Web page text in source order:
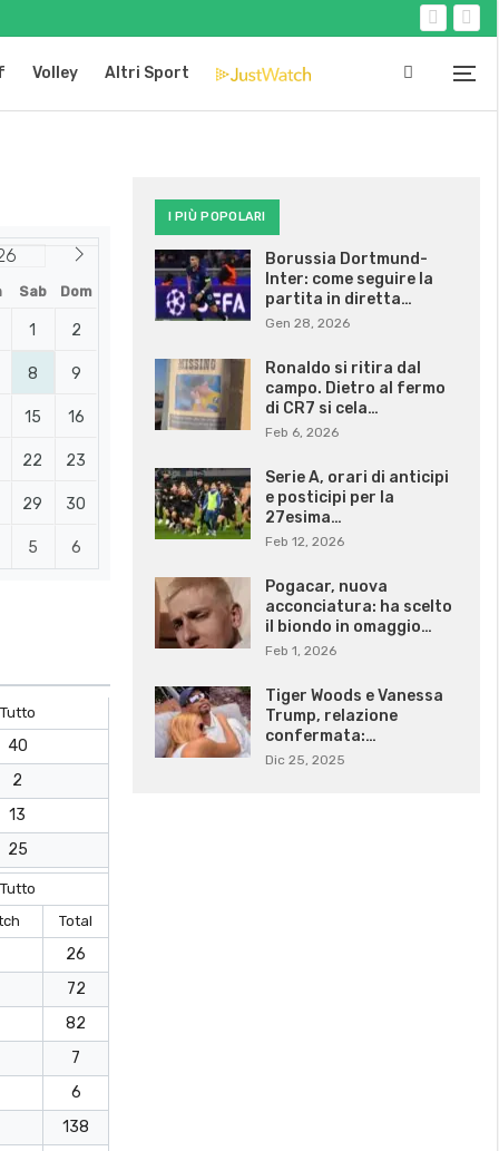
Volley Altri Sport
Sab Dom
1 2
8 9
15 16
22 23
29 30
5 6
Tutto
40
2
13
25
Tutto
Total
26
72
82
7
6
138
I PIÙ POPOLARI
Borussia Dortmund-
Inter: come seguire la
partita in diretta…
Gen 28, 2026
Ronaldo si ritira dal
campo. Dietro al fermo
di CR7 si cela…
Feb 6, 2026
Serie A, orari di anticipi
e posticipi per la
27esima…
Feb 12, 2026
Pogacar, nuova
acconciatura: ha scelto
il biondo in omaggio…
Feb 1, 2026
Tiger Woods e Vanessa
Trump, relazione
confermata:…
Dic 25, 2025